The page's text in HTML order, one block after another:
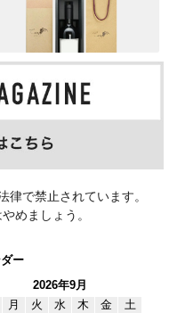
律で禁止されています。
めましょう。
ー
2026年9月
月 火 水 木 金
土